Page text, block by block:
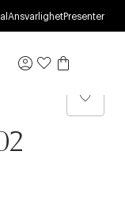
AnsvarlighetPresenter
Logga